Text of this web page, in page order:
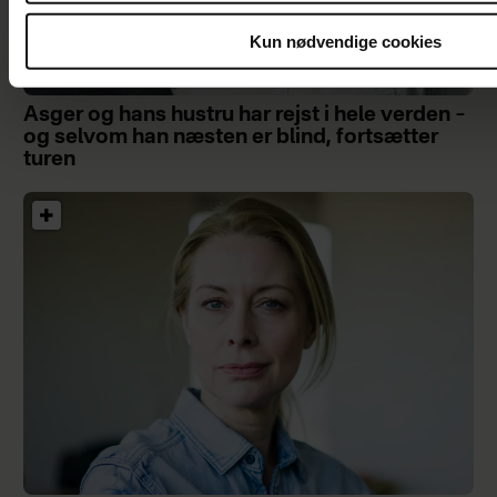
Kun nødvendige cookies
Asger og hans hustru har rejst i hele verden –
og selvom han næsten er blind, fortsætter
turen